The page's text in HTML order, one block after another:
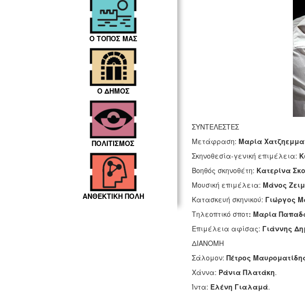
Ο ΤΟΠΟΣ ΜΑΣ
Ο ΔΗΜΟΣ
ΠΟΛΙΤΙΣΜΟΣ
ΑΝΘΕΚΤΙΚΗ ΠΟΛΗ
ΣΥΝΤΕΛΕΣΤΕΣ
Μετάφραση: Mαρία
Σκηνοθεσία-γενική επιμέλεια:
Βοηθός σκηνοθέτη: Κατερίνα
Μουσική επιμέλεια: Μάνος
Κατασκευή σκηνικού: Γιώργος
Τηλεοπτικό σποτ: Μαρία
Επιμέλεια αφίσας: Γιάννης
ΔΙΑΝΟΜΗ
Σάλομον: Πέτρος
Χάννα: Ράνια Πλατάκη
Ίντα: Ελένη Γιαλαμά